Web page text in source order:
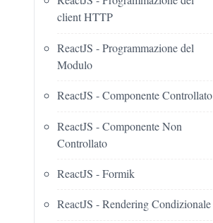
client HTTP
ReactJS - Programmazione del
Modulo
ReactJS - Componente Controllato
ReactJS - Componente Non
Controllato
ReactJS - Formik
ReactJS - Rendering Condizionale